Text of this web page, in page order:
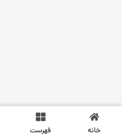
خانه فهرست